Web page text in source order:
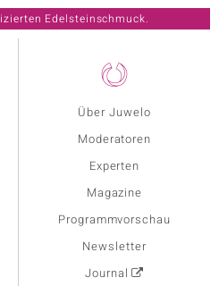
Über Juwelo
Moderatoren
Experten
Magazine
Programmvorschau
Newsletter
Journal
Edelsteinschmuck.